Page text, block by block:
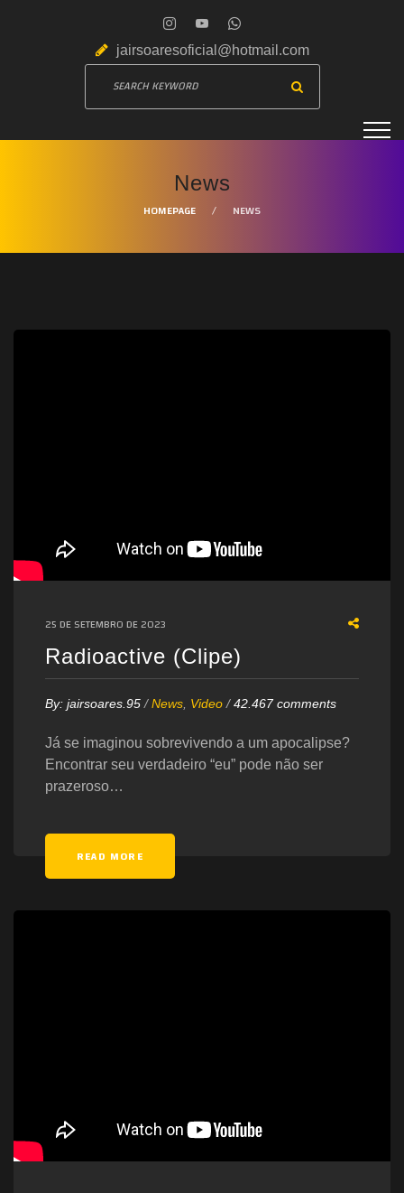
jairsoaresoficial@hotmail.com
News
HOMEPAGE NEWS
25 DE SETEMBRO DE 2023
Radioactive (Clipe)
By: jairsoares.95 /News Video /42.467 comments
Já se imaginou sobrevivendo a um apocalipse?
Encontrar seu verdadeiro “eu” pode não ser
prazeroso…
READ MORE